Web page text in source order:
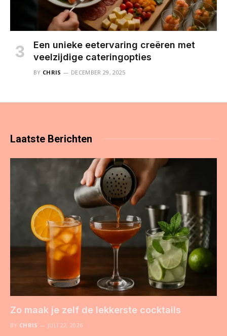
Een unieke eetervaring creëren met
veelzijdige cateringopties
BY CHRIS DECEMBER 29, 2025
Laatste Berichten
Zo maak je zelf de lekkerste cocktails
BY CHRIS JULI 22, 2026